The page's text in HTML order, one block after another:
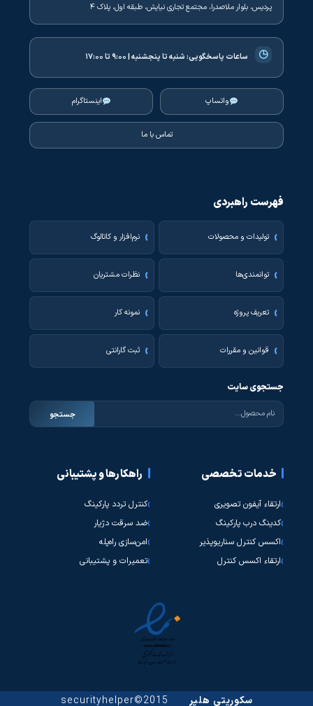
پردیس، بلوار ملاصدرا، مجتمع تجاری نیایش، طبقه اول، پلاک ۴
◷ ساعات پاسخگویی:شنبه تا پنجشنبه | ۹:۰۰ تا ۱۷:۰۰
واتساپ اینستاگرام
تماس با ما
فهرست راهبردی
تولیدات و محصولات نرم‌افزار و کاتالوگ
توانمندی‌ها نظرات مشتریان
تعریف پروژه نمونه کار
قوانین و مقررات ثبت گارانتی
جستجوی سایت
جستجو
خدمات تخصصی
ارتقاء آیفون تصویری
کدینگ درب پارکینگ
اکسس کنترل سناریوپذیر
ارتقاء اکسس کنترل
راهکارها و پشتیبانی
کنترل تردد پارکینگ
ضد سرقت دژیار
امن‌سازی راه‌پله
تعمیرات و پشتیبانی
سکوریتی هلپر